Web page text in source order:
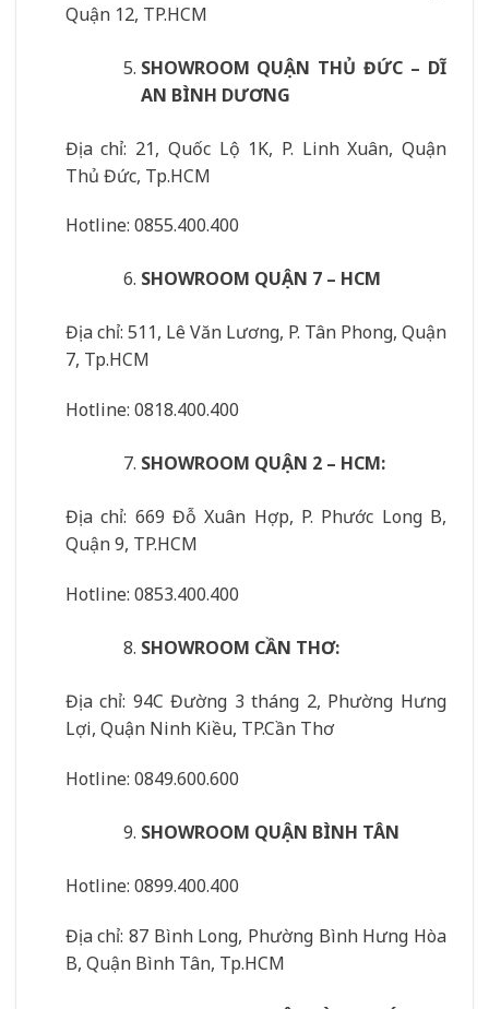
Quận 12, TP.HCM
SHOWROOM QUẬN THỦ ĐỨC – DĨ
AN BÌNH DƯƠNG
Địa chỉ: 21, Quốc Lộ 1K, P. Linh Xuân, Quận
Thủ Đức, Tp.HCM
Hotline: 0855.400.400
SHOWROOM QUẬN 7 – HCM
Địa chỉ: 511, Lê Văn Lương, P. Tân Phong, Quận
7, Tp.HCM
Hotline: 0818.400.400
SHOWROOM QUẬN 2 – HCM:
Địa chỉ: 669 Đỗ Xuân Hợp, P. Phước Long B,
Quận 9, TP.HCM
Hotline: 0853.400.400
SHOWROOM CẦN THƠ:
Địa chỉ: 94C Đường 3 tháng 2, Phường Hưng
Lợi, Quận Ninh Kiều, TP.Cần Thơ
Hotline: 0849.600.600
SHOWROOM QUẬN BÌNH TÂN
Hotline: 0899.400.400
Địa chỉ: 87 Bình Long, Phường Bình Hưng Hòa
B, Quận Bình Tân, Tp.HCM